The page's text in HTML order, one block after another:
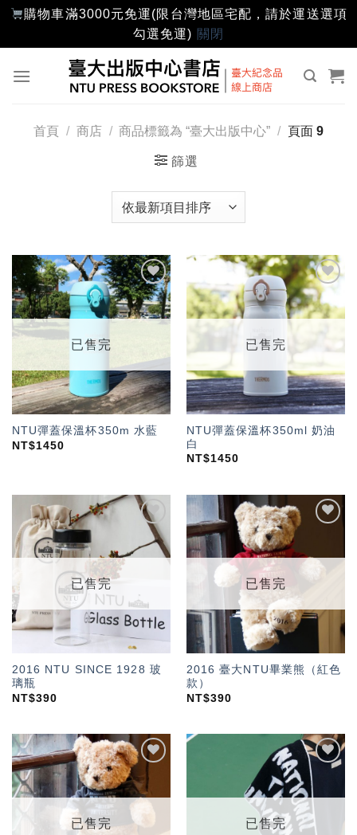
購物車滿3000元免運(限台灣地區宅配，請於運送選項
勾選免運) 關閉
首頁 / 商店 / 商品標籤為 “臺大出版中心” / 頁面 9
篩選
加入
「願
望輕
已售完
NTU彈蓋保溫杯350m 水藍
NT$1450
加入
「願
望輕
已售完
NTU彈蓋保溫杯350ml 奶油
白
NT$1450
加入
「願
望輕
已售完
2016 NTU SINCE 1928 玻
璃瓶
NT$390
望輕
已售完
2016 臺大NTU畢業熊（紅色
款）
NT$390
「願
望輕
已售完
望輕
已售完